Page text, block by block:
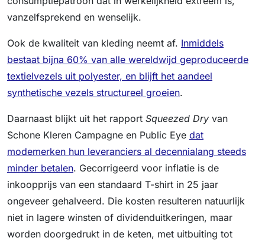
vanzelfsprekend en wenselijk.
Ook de kwaliteit van kleding neemt af. Inmiddels
bestaat bijna 60% van alle wereldwijd geproduceerde
textielvezels uit polyester, en blijft het aandeel
synthetische vezels structureel groeien.
Daarnaast blijkt uit het rapport Squeezed Dry van
Schone Kleren Campagne en Public Eye dat
modemerken hun leveranciers al decennialang steeds
minder betalen. Gecorrigeerd voor inflatie is de
inkoopprijs van een standaard T-shirt in 25 jaar
ongeveer gehalveerd. Die kosten resulteren natuurlijk
niet in lagere winsten of dividenduitkeringen, maar
worden doorgedrukt in de keten, met uitbuiting tot